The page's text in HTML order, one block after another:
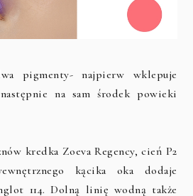
pigmenty- najpierw wklepuje
na sam środek powieki
kredka Zoeva Regency, cień P2
kącika oka dodaje
114. Dolną linię wodną także